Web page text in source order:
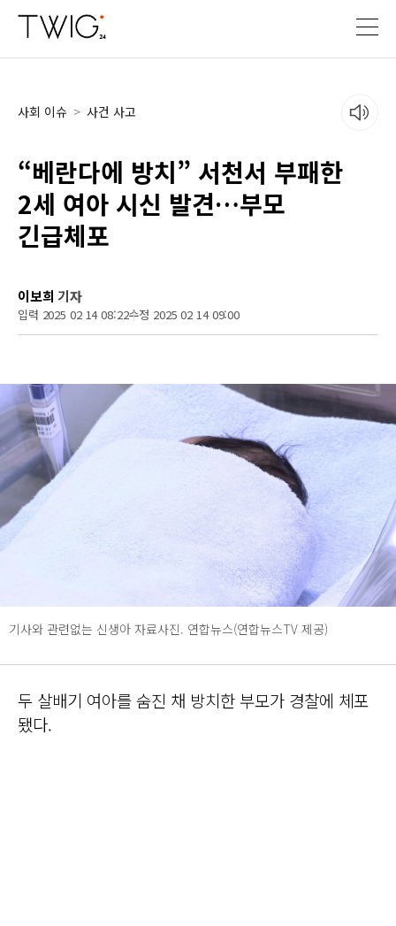
사회 이슈 > 사건 사고
“베란다에 방치” 서천서 부패한
2세 여아 시신 발견…부모
긴급체포
이보희 기자
입력 2025 02 14 08:22수정 2025 02 14 09:00
기사와 관련없는 신생아 자료사진. 연합뉴스(연합뉴스TV 제공)
두 살배기 여아를 숨진 채 방치한 부모가 경찰에 체포
됐다.